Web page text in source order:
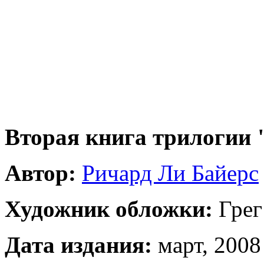
Вторая книга
Автор: Ричард Ли Байерс
Художник обложки:
Дата издания: март, 2008